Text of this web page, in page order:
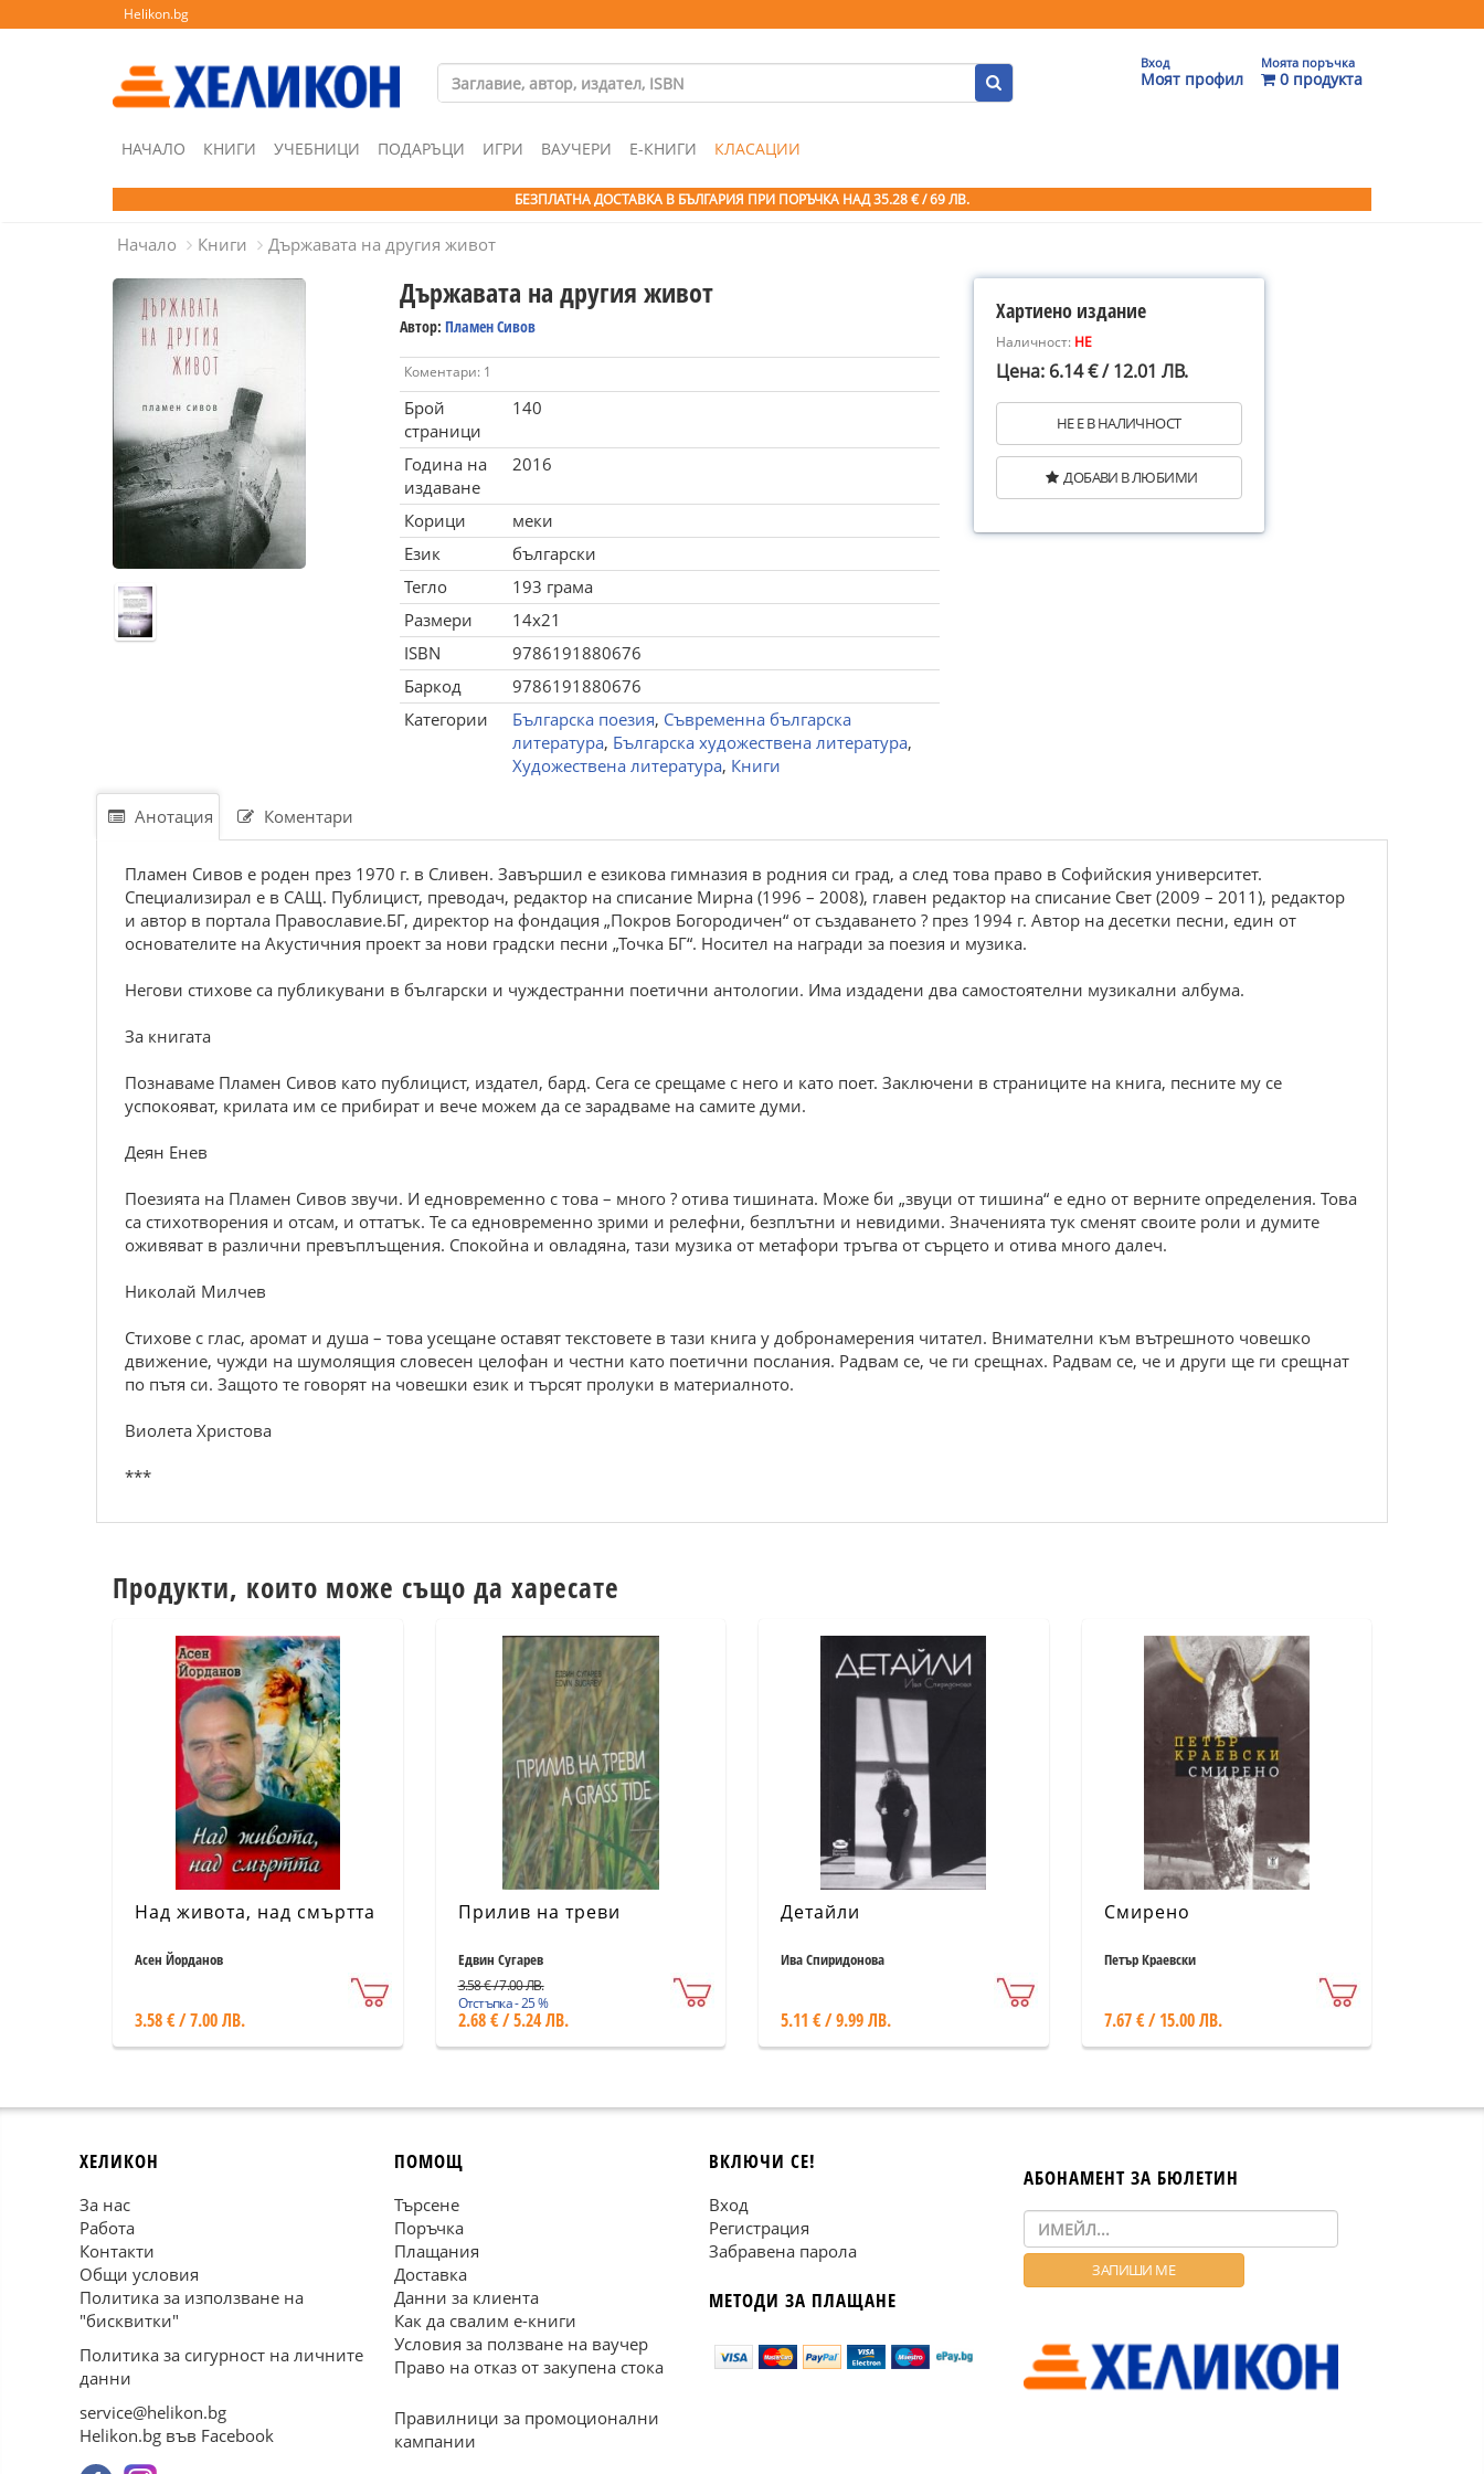
Helikon.bg
Вход
Моят профил
Моята поръчка
0 продукта
НАЧАЛО КНИГИ УЧЕБНИЦИ ПОДАРЪЦИ ИГРИ ВАУЧЕРИ Е-КНИГИ КЛАСАЦИИ
БЕЗПЛАТНА ДОСТАВКА В БЪЛГАРИЯ ПРИ ПОРЪЧКА НАД 35.28 € / 69 ЛВ.
Начало Книги Държавата на другия живот
Държавата на другия живот
Автор: Пламен Сивов
Коментари: 1
Брой
страници
140
Година на
издаване
2016
Корици
меки
Език
български
Тегло
193 грама
Размери
14x21
ISBN
9786191880676
Баркод
9786191880676
Категории
Българска поезия, Съвременна българска
литература, Българска художествена литература,
Художествена литература, Книги
Хартиено издание
Наличност: НЕ
Цена: 6.14 € / 12.01 ЛВ.
НЕ Е В НАЛИЧНОСТ
ДОБАВИ В ЛЮБИМИ
Анотация Коментари
Пламен Сивов е роден през 1970 г. в Сливен. Завършил е езикова гимназия в родния си град, а след това право в Софийския университет.
Специализирал е в САЩ. Публицист, преводач, редактор на списание Мирна (1996 – 2008), главен редактор на списание Свет (2009 – 2011), редактор
и автор в портала Православие.БГ, директор на фондация „Покров Богородичен“ от създаването ? през 1994 г. Автор на десетки песни, един от
основателите на Акустичния проект за нови градски песни „Точка БГ“. Носител на награди за поезия и музика.
Негови стихове са публикувани в български и чуждестранни поетични антологии. Има издадени два самостоятелни музикални албума.
За книгата
Познаваме Пламен Сивов като публицист, издател, бард. Сега се срещаме с него и като поет. Заключени в страниците на книга, песните му се
успокояват, крилата им се прибират и вече можем да се зарадваме на самите думи.
Деян Енев
Поезията на Пламен Сивов звучи. И едновременно с това – много ? отива тишината. Може би „звуци от тишина“ е едно от верните определения. Това
са стихотворения и отсам, и оттатък. Те са едновременно зрими и релефни, безплътни и невидими. Значенията тук сменят своите роли и думите
оживяват в различни превъплъщения. Спокойна и овладяна, тази музика от метафори тръгва от сърцето и отива много далеч.
Николай Милчев
Стихове с глас, аромат и душа – това усещане оставят текстовете в тази книга у добронамерения читател. Внимателни към вътрешното човешко
движение, чужди на шумолящия словесен целофан и честни като поетични послания. Радвам се, че ги срещнах. Радвам се, че и други ще ги срещнат
по пътя си. Защото те говорят на човешки език и търсят пролуки в материалното.
Виолета Христова
***
Продукти, които може също да харесате
Над живота, над смъртта
Асен Йорданов
3.58 € / 7.00 ЛВ.
Прилив на треви
Едвин Сугарев
3.58 € / 7.00 ЛВ.
Отстъпка - 25 %
2.68 € / 5.24 ЛВ.
Детайли
Ива Спиридонова
5.11 € / 9.99 ЛВ.
Смирено
Петър Краевски
7.67 € / 15.00 ЛВ.
ХЕЛИКОН
За нас
Работа
Контакти
Общи условия
Политика за използване на
"бисквитки"
Политика за сигурност на личните
данни
service@helikon.bg
Helikon.bg във Facebook
ПОМОЩ
Търсене
Поръчка
Плащания
Доставка
Данни за клиента
Как да свалим е-книги
Условия за ползване на ваучер
Право на отказ от закупена стока
Правилници за промоционални
кампании
ВКЛЮЧИ СЕ!
Вход
Регистрация
Забравена парола
МЕТОДИ ЗА ПЛАЩАНЕ
АБОНАМЕНТ ЗА БЮЛЕТИН